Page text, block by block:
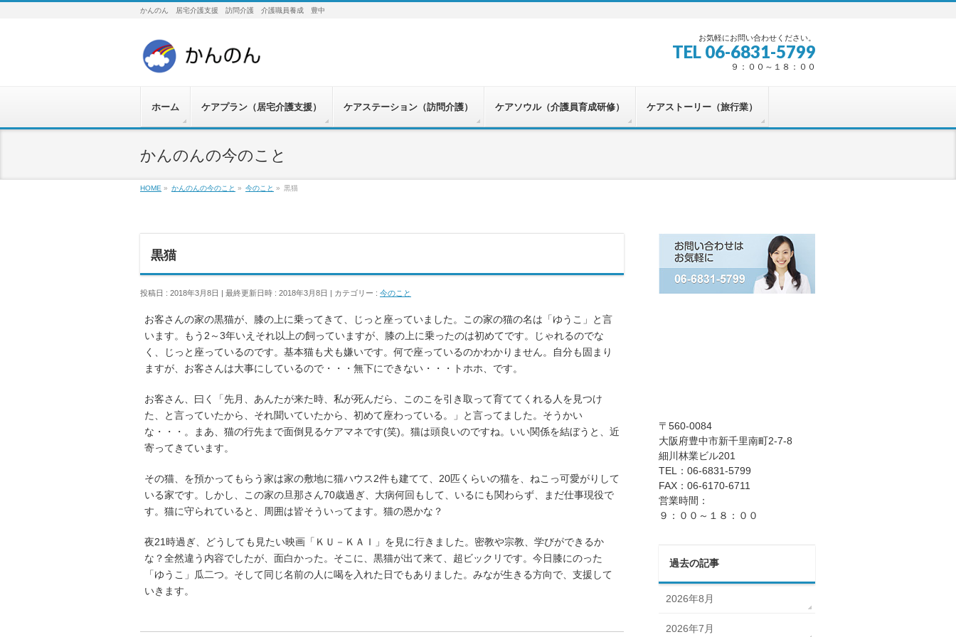
かんのん 居宅介護支援 訪問介護 介護職員養成 豊中
お気軽にお問い合わせください。
TEL 06-6831-5799
９：００～１８：００
ホーム ケアプラン（居宅介護支援） ケアステーション（訪問介護） ケアソウル（介護員育成研修） ケアストーリー（旅行業）
かんのんの今のこと
HOME » かんのんの今のこと » 今のこと » 黒猫
黒猫
投稿日 : 2018年3月8日 最終更新日時 : 2018年3月8日 カテゴリー : 今のこと
お客さんの家の黒猫が、膝の上に乗ってきて、じっと座っていました。この家の猫の名は「ゆうこ」と言
います。もう2～3年いえそれ以上の飼っていますが、膝の上に乗ったのは初めてです。じゃれるのでな
く、じっと座っているのです。基本猫も犬も嫌いです。何で座っているのかわかりません。自分も固まり
ますが、お客さんは大事にしているので・・・無下にできない・・・トホホ、です。
お客さん、曰く「先月、あんたが来た時、私が死んだら、このこを引き取って育ててくれる人を見つけ
た、と言っていたから、それ聞いていたから、初めて座わっている。」と言ってました。そうかい
な・・・。まあ、猫の行先まで面倒見るケアマネです(笑)。猫は頭良いのですね。いい関係を結ぼうと、近
寄ってきています。
その猫、を預かってもらう家は家の敷地に猫ハウス2件も建てて、20匹くらいの猫を、ねこっ可愛がりして
いる家です。しかし、この家の旦那さん70歳過ぎ、大病何回もして、いるにも関わらず、まだ仕事現役で
す。猫に守られていると、周囲は皆そういってます。猫の恩かな？
夜21時過ぎ、どうしても見たい映画「ＫＵ－ＫＡＩ」を見に行きました。密教や宗教、学びができるか
な？全然違う内容でしたが、面白かった。そこに、黒猫が出て来て、超ビックリです。今日膝にのった
「ゆうこ」瓜二つ。そして同じ名前の人に喝を入れた日でもありました。みなが生きる方向で、支援して
いきます。
〒560-0084
大阪府豊中市新千里南町2-7-8
細川林業ビル201
TEL：06-6831-5799
FAX：06-6170-6711
営業時間：
９：００～１８：００
過去の記事
2026年8月
2026年7月